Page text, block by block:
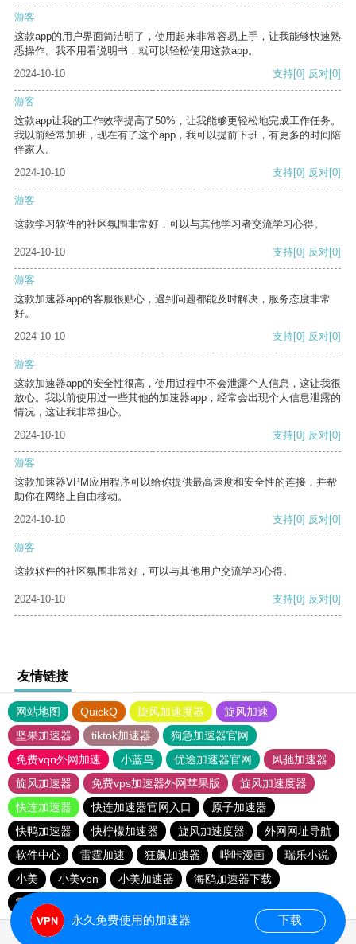
游客
这款app的用户界面简洁明了，使用起来非常容易上手，让我能够快速熟
悉操作。我不用看说明书，就可以轻松使用这款app。
2024-10-10
支持[0] 反对[0]
游客
这款app让我的工作效率提高了50%，让我能够更轻松地完成工作任务。
我以前经常加班，现在有了这个app，我可以提前下班，有更多的时间陪
伴家人。
2024-10-10
支持[0] 反对[0]
游客
这款学习软件的社区氛围非常好，可以与其他学习者交流学习心得。
2024-10-10 支持[0] 反对[0]
游客
这款加速器app的客服很贴心，遇到问题都能及时解决，服务态度非常
好。
2024-10-10
支持[0] 反对[0]
游客
这款加速器app的安全性很高，使用过程中不会泄露个人信息，这让我很
放心。我以前使用过一些其他的加速器app，经常会出现个人信息泄露的
情况，这让我非常担心。
2024-10-10
支持[0] 反对[0]
游客
这款加速器VPM应用程序可以给你提供最高速度和安全性的连接，并帮
助你在网络上自由移动。
2024-10-10
支持[0] 反对[0]
游客
这款软件的社区氛围非常好，可以与其他用户交流学习心得。
2024-10-10 支持[0] 反对[0]
友情链接
网站地图 QuickQ 旋风加速度器
旋风加速
坚果加速器
tiktok加速器
狗急加速器官网
免费vqn外网加速
小蓝鸟 优途加速器官网
风驰加速器
旋风加速器
免费vps加速器外网苹果版
旋风加速度器
快连加速器
快连加速器官网入口
原子加速器
快鸭加速器
快柠檬加速器 旋风加速度器
外网网址导航
软件中心
雷霆加速 狂飙加速器 哔咔漫画
瑞乐小说
小美
小美vpn 小美加速器
海鸥加速器下载
雷霆加速版ins
永久免费使用的加速器 下载